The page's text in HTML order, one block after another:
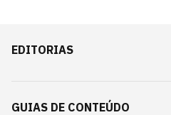
EDITORIAS
GUIAS DE CONTEÚDO